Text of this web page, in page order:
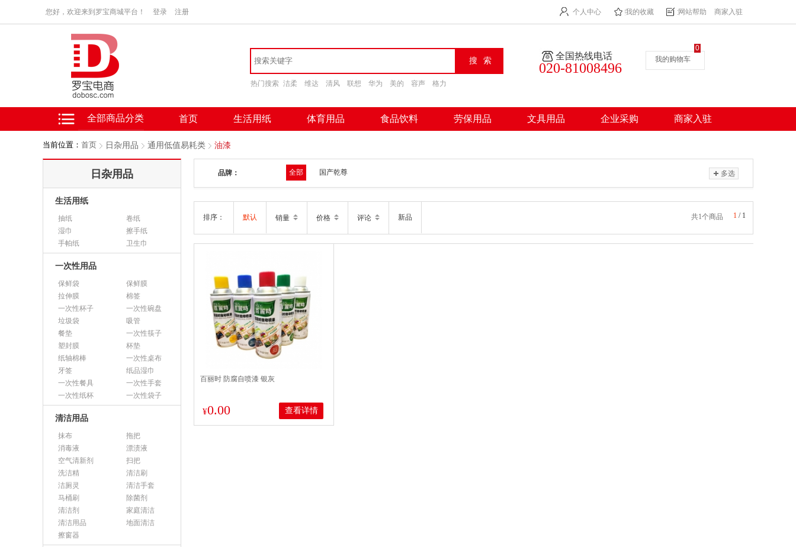
您好，欢迎来到罗宝商城平台！ 登录 注册 个人中心 我的收藏 网站帮助 商家入驻
热门搜索 洁柔 维达 清风 联想 华为 美的 容声 格力
全国热线电话
020-81008496
我的购物车
0
全部商品分类 首页 生活用纸 体育用品 食品饮料 劳保用品 文具用品 企业采购 商家入驻
当前位置： 首页 日杂用品 通用低值易耗类 油漆
日杂用品
生活用纸
抽纸
卷纸
湿巾
擦手纸
手帕纸
卫生巾
一次性用品
保鲜袋
保鲜膜
拉伸膜
棉签
一次性杯子
一次性碗盘
垃圾袋
吸管
餐垫
一次性筷子
塑封膜
杯垫
纸轴棉棒
一次性桌布
牙签
纸品湿巾
一次性餐具
一次性手套
一次性纸杯
一次性袋子
清洁用品
抹布
拖把
消毒液
漂渍液
空气清新剂
扫把
洗洁精
清洁刷
洁厕灵
清洁手套
马桶刷
除菌剂
清洁剂
家庭清洁
清洁用品
地面清洁
擦窗器
品牌： 全部 国产乾尊 多选
排序： 默认 销量 价格 评论 新品 共1个商品 1 / 1
百丽时 防腐自喷漆 银灰
¥0.00 查看详情